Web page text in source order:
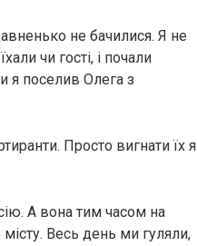
не бачилися. Я не
чи гості, і почали
я поселив Олега з
Просто вигнати їх я
А вона тим часом на
Весь день ми гуляли,